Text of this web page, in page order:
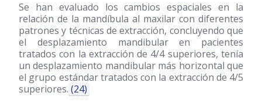
Se han evaluado los cambios espaciales en la
relación de la mandíbula al maxilar con diferentes
patrones y técnicas de extracción, concluyendo que
el desplazamiento mandibular en pacientes
tratados con la extracción de 4/4 superiores, tenía
un desplazamiento mandibular más horizontal que
el grupo estándar tratados con la extracción de 4/5
superiores. (24)